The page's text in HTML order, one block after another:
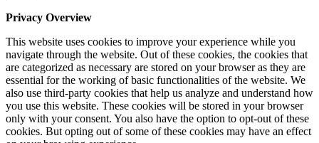
Privacy Overview
This website uses cookies to improve your experience while you
navigate through the website. Out of these cookies, the cookies that
are categorized as necessary are stored on your browser as they are
essential for the working of basic functionalities of the website. We
also use third-party cookies that help us analyze and understand how
you use this website. These cookies will be stored in your browser
only with your consent. You also have the option to opt-out of these
cookies. But opting out of some of these cookies may have an effect